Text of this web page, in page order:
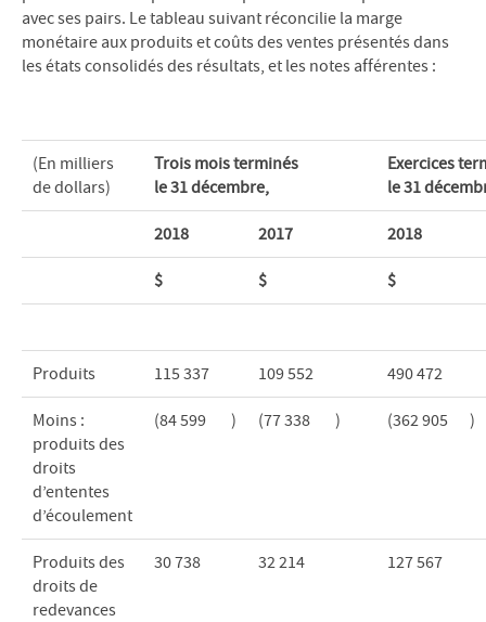
avec ses pairs. Le tableau suivant réconcilie la marge
monétaire aux produits et coûts des ventes présentés dans
les états consolidés des résultats, et les notes afférentes :
(En milliers
de dollars)
Trois mois terminés
le 31 décembre,
Exercices
le 31
2018 2017 2018
$ $ $
Produits 115 337 109 552 490 472
Moins :
produits des
droits
d’ententes
d’écoulement
(84 599 ) (77 338 ) (362 905 )
Produits des
droits de
redevances
30 738 32 214 127 567